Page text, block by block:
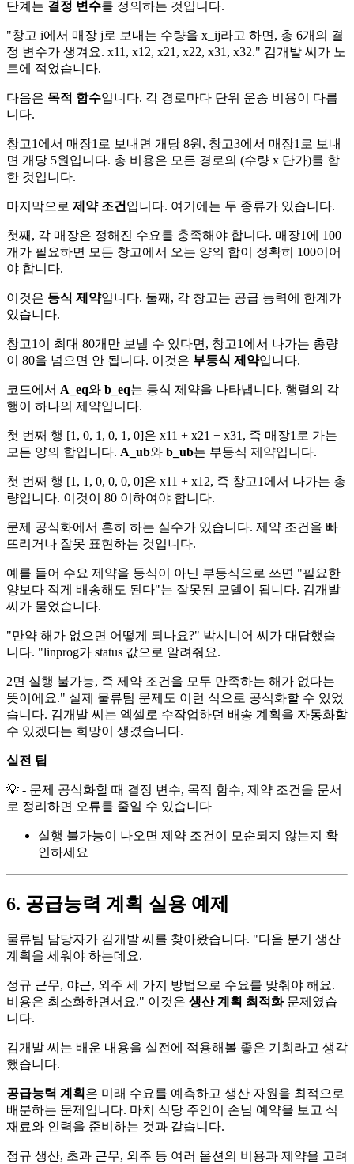
단계는 결정 변수를 정의하는 것입니다.
"창고 i에서 매장 j로 보내는 수량을 x_ij라고 하면, 총 6개의 결
정 변수가 생겨요. x11, x12, x21, x22, x31, x32." 김개발 씨가 노
트에 적었습니다.
다음은 목적 함수입니다. 각 경로마다 단위 운송 비용이 다릅
니다.
창고1에서 매장1로 보내면 개당 8원, 창고3에서 매장1로 보내
면 개당 5원입니다. 총 비용은 모든 경로의 (수량 x 단가)를 합
한 것입니다.
마지막으로 제약 조건 입니다. 여기에는 두 종류가 있습니다.
첫째, 각 매장은 정해진 수요를 충족해야 합니다. 매장1에 100
개가 필요하면 모든 창고에서 오는 양의 합이 정확히 100이어
야 합니다.
이것은 등식 제약입니다. 둘째, 각 창고는 공급 능력에 한계가
있습니다.
창고1이 최대 80개만 보낼 수 있다면, 창고1에서 나가는 총량
이 80을 넘으면 안 됩니다. 이것은 부등식 제약입니다.
코드에서 A_eq와 b_eq는 등식 제약을 나타냅니다. 행렬의 각
행이 하나의 제약입니다.
첫 번째 행 [1, 0, 1, 0, 1, 0]은 x11 + x21 + x31, 즉 매장1로 가는
모든 양의 합입니다. A_ub와 b_ub는 부등식 제약입니다.
첫 번째 행 [1, 1, 0, 0, 0, 0]은 x11 + x12, 즉 창고1에서 나가는 총
량입니다. 이것이 80 이하여야 합니다.
문제 공식화에서 흔히 하는 실수가 있습니다. 제약 조건을 빠
뜨리거나 잘못 표현하는 것입니다.
예를 들어 수요 제약을 등식이 아닌 부등식으로 쓰면 "필요한
양보다 적게 배송해도 된다"는 잘못된 모델이 됩니다. 김개발
씨가 물었습니다.
"만약 해가 없으면 어떻게 되나요?" 박시니어 씨가 대답했습
니다. "linprog가 status 값으로 알려줘요.
2면 실행 불가능, 즉 제약 조건을 모두 만족하는 해가 없다는
뜻이에요." 실제 물류팀 문제도 이런 식으로 공식화할 수 있었
습니다. 김개발 씨는 엑셀로 수작업하던 배송 계획을 자동화할
수 있겠다는 희망이 생겼습니다.
실전 팁
💡 - 문제 공식화할 때 결정 변수, 목적 함수, 제약 조건을 문서
로 정리하면 오류를 줄일 수 있습니다
실행 불가능이 나오면 제약 조건이 모순되지 않는지 확
인하세요
6. 공급능력 계획 실용 예제
물류팀 담당자가 김개발 씨를 찾아왔습니다. "다음 분기 생산
계획을 세워야 하는데요.
정규 근무, 야근, 외주 세 가지 방법으로 수요를 맞춰야 해요.
비용은 최소화하면서요." 이것은 생산 계획 최적화문제였습
니다.
김개발 씨는 배운 내용을 실전에 적용해볼 좋은 기회라고 생각
했습니다.
공급능력 계획 은 미래 수요를 예측하고 생산 자원을 최적으로
배분하는 문제입니다. 마치 식당 주인이 손님 예약을 보고 식
재료와 인력을 준비하는 것과 같습니다.
정규 생산, 초과 근무, 외주 등 여러 옵션의 비용과 제약을 고려